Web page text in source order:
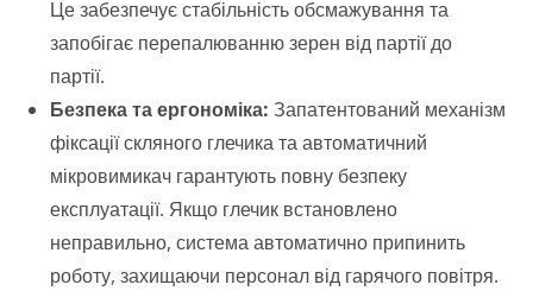
Це забезпечує стабільність обсмажування та
запобігає перепалюванню зерен від партії до
партії.
Безпека та ергономіка: Запатентований механізм
фіксації скляного глечика та автоматичний
мікровимикач гарантують повну безпеку
експлуатації. Якщо глечик встановлено
неправильно, система автоматично припинить
роботу, захищаючи персонал від гарячого повітря.